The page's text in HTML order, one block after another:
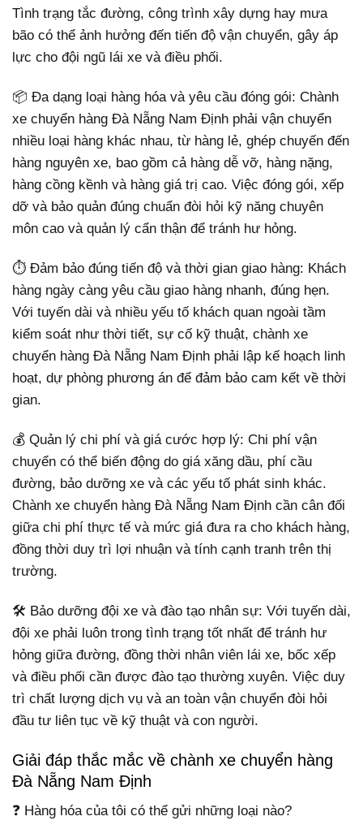
Tình trạng tắc đường, công trình xây dựng hay mưa
bão có thể ảnh hưởng đến tiến độ vận chuyển, gây áp
lực cho đội ngũ lái xe và điều phối.
📦 Đa dạng loại hàng hóa và yêu cầu đóng gói: Chành
xe chuyển hàng Đà Nẵng Nam Định phải vận chuyển
nhiều loại hàng khác nhau, từ hàng lẻ, ghép chuyến đến
hàng nguyên xe, bao gồm cả hàng dễ vỡ, hàng nặng,
hàng cồng kềnh và hàng giá trị cao. Việc đóng gói, xếp
dỡ và bảo quản đúng chuẩn đòi hỏi kỹ năng chuyên
môn cao và quản lý cẩn thận để tránh hư hỏng.
⏱️ Đảm bảo đúng tiến độ và thời gian giao hàng: Khách
hàng ngày càng yêu cầu giao hàng nhanh, đúng hẹn.
Với tuyến dài và nhiều yếu tố khách quan ngoài tầm
kiểm soát như thời tiết, sự cố kỹ thuật, chành xe
chuyển hàng Đà Nẵng Nam Định phải lập kế hoạch linh
hoạt, dự phòng phương án để đảm bảo cam kết về thời
gian.
💰 Quản lý chi phí và giá cước hợp lý: Chi phí vận
chuyển có thể biến động do giá xăng dầu, phí cầu
đường, bảo dưỡng xe và các yếu tố phát sinh khác.
Chành xe chuyển hàng Đà Nẵng Nam Định cần cân đối
giữa chi phí thực tế và mức giá đưa ra cho khách hàng,
đồng thời duy trì lợi nhuận và tính cạnh tranh trên thị
trường.
🛠️ Bảo dưỡng đội xe và đào tạo nhân sự: Với tuyến dài,
đội xe phải luôn trong tình trạng tốt nhất để tránh hư
hỏng giữa đường, đồng thời nhân viên lái xe, bốc xếp
và điều phối cần được đào tạo thường xuyên. Việc duy
trì chất lượng dịch vụ và an toàn vận chuyển đòi hỏi
đầu tư liên tục về kỹ thuật và con người.
Giải đáp thắc mắc về chành xe chuyển hàng
Đà Nẵng Nam Định
❓ Hàng hóa của tôi có thể gửi những loại nào?